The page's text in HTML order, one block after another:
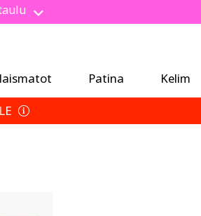
palautusehtosi
Patina Kelim